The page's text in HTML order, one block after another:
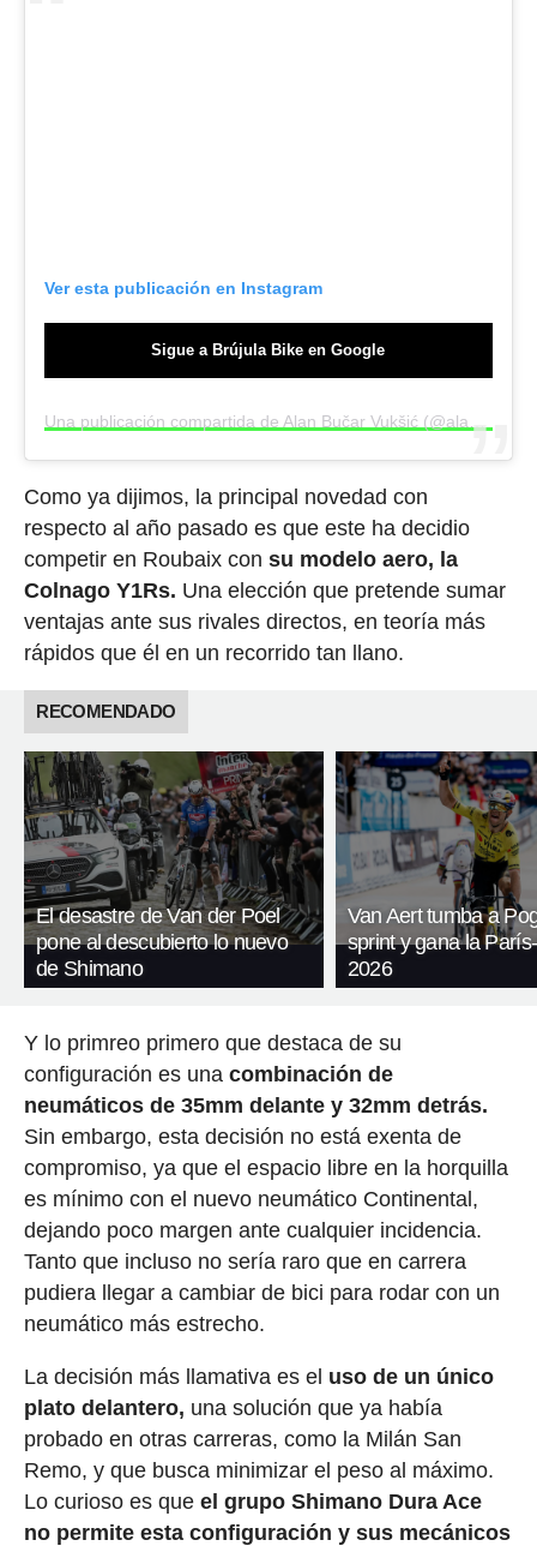
Ver esta publicación en Instagram
Sigue a Brújula Bike en Google
Como ya dijimos, la principal novedad con
respecto al año pasado es que este ha decidio
competir en Roubaix con su modelo aero, la
Colnago Y1Rs. Una elección que pretende sumar
ventajas ante sus rivales directos, en teoría más
rápidos que él en un recorrido tan llano.
RECOMENDADO
El desastre de Van der Poel
pone al descubierto lo nuevo
de Shimano
Van Aert tumba a
sprint y gana la
2026
Y lo primreo primero que destaca de su
configuración es una combinación de
neumáticos de 35mm delante y 32mm detrás.
Sin embargo, esta decisión no está exenta de
compromiso, ya que el espacio libre en la horquilla
es mínimo con el nuevo neumático Continental,
dejando poco margen ante cualquier incidencia.
Tanto que incluso no sería raro que en carrera
pudiera llegar a cambiar de bici para rodar con un
neumático más estrecho.
La decisión más llamativa es el uso de un único
plato delantero, una solución que ya había
probado en otras carreras, como la Milán San
Remo, y que busca minimizar el peso al máximo.
Lo curioso es que el grupo Shimano Dura Ace
no permite esta configuración y sus mecánicos